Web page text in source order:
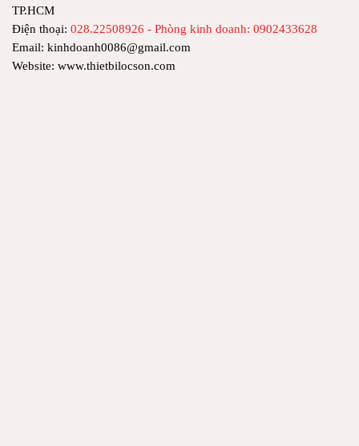
TP.HCM
Điện thoại: 028.22508926 - Phòng kinh doanh: 0902433628
Email: kinhdoanh0086@gmail.com
Website: www.thietbilocson.com